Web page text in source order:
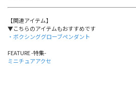
【関連アイテム】
▼こちらのアイテムもおすすめです
・ボクシンググローブペンダント
FEATURE -特集-
ミニチュアアクセ